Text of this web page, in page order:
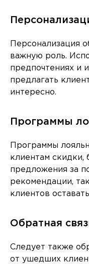
Персонализация
важную роль.
предпочтениях и
предлагать
интересно.
Программы
Программы
клиентам скидки,
предложения за
рекомендации,
клиентов
Обратная
Следует также
от ушедших